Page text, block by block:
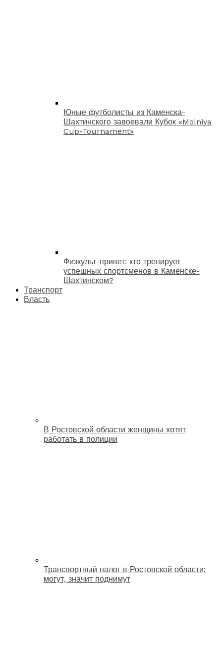
Юные футболисты из Каменска-
Шахтинского завоевали Кубок «Molniya
Cup-Tournament»
Физкульт-привет: кто тренирует
успешных спортсменов в Каменске-
Шахтинском?
Транспорт
Власть
В Ростовской области женщины хотят
работать в полиции
Транспортный налог в Ростовской области:
могут, значит поднимут